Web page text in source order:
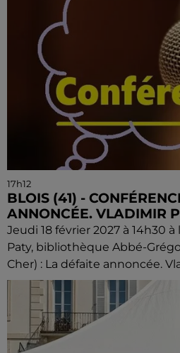
17h12
BLOIS (41) -
ANNONCÉE. VLADIMIR
Jeudi 18 février 2027 à 14h30
Paty, bibliothèque Abbé-
Cher) : La défaite annoncée.